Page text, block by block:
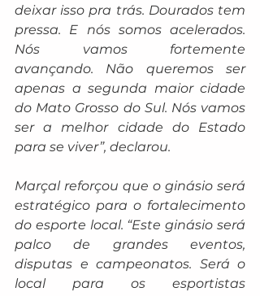
deixar isso pra trás. Dourados tem
pressa. E nós somos acelerados.
Nós vamos fortemente
avançando. Não queremos ser
apenas a segunda maior cidade
do Mato Grosso do Sul. Nós vamos
ser a melhor cidade do Estado
para se viver”, declarou.
Marçal reforçou que o ginásio será
estratégico para o fortalecimento
do esporte local. “Este ginásio será
palco de grandes eventos,
disputas e campeonatos. Será o
local para os esportistas